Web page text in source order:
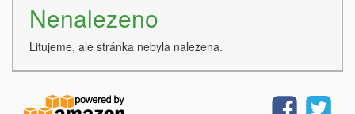
Nenalezeno
Litujeme, ale stránka nebyla nalezena.